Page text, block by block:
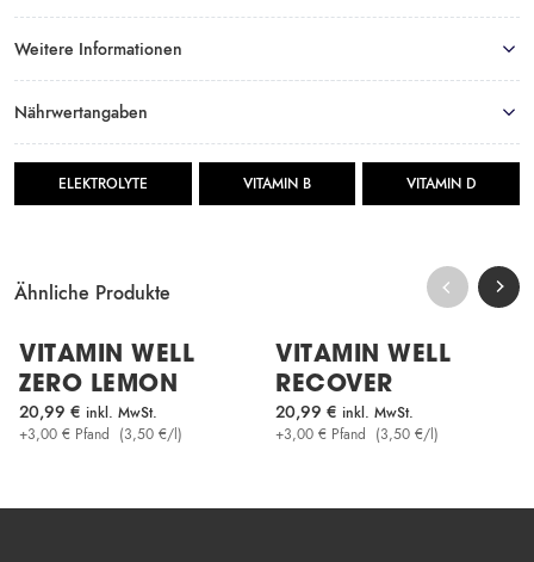
Weitere Informationen
Nährwertangaben
ELEKTROLYTE VITAMIN B VITAMIN D
Ähnliche Produkte
NEU
VITAMIN WELL
ZERO LEMON
20,99 € inkl. MwSt.
+3,00 € Pfand (3,50 €/l)
Zum
VITAMIN WELL
RECOVER
20,99 € inkl. MwSt.
+3,00 € Pfand (3,50 €/l)